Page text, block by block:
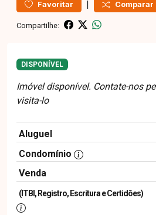
Favoritar | Comparar
Compartilhe:
DISPONÍVEL
Imóvel disponível. Contate-nos
visita-lo
Aluguel
Condomínio
Venda
(ITBI, Registro, Escritura e Certidões)